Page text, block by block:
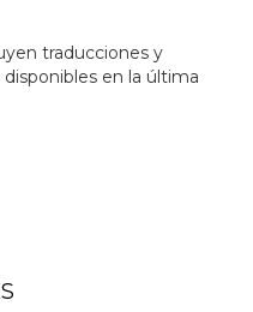
traducciones y
en la última